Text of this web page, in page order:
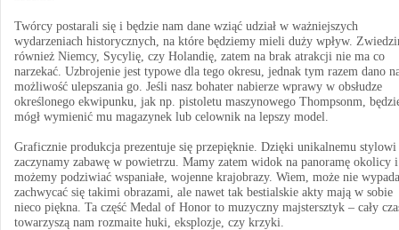
Twórcy postarali się i będzie nam dane wziąć udział w ważniejszych
wydarzeniach historycznych, na które będziemy mieli duży wpływ.
również Niemcy, Sycylię, czy Holandię, zatem na brak atrakcji nie ma co
narzekać. Uzbrojenie jest typowe dla tego okresu, jednak tym razem dano
możliwość ulepszania go. Jeśli nasz bohater nabierze wprawy w obsłudze
określonego ekwipunku, jak np. pistoletu maszynowego Thompsonm,
mógł wymienić mu magazynek lub celownik na lepszy model.
Graficznie produkcja prezentuje się przepięknie. Dzięki unikalnemu
zaczynamy zabawę w powietrzu. Mamy zatem widok na panoramę okolicy i
możemy podziwiać wspaniałe, wojenne krajobrazy. Wiem, może nie wypada
zachwycać się takimi obrazami, ale nawet tak bestialskie akty mają w sobie
nieco piękna. Ta część Medal of Honor to muzyczny majstersztyk – cały
towarzyszą nam rozmaite huki, eksplozje, czy krzyki.